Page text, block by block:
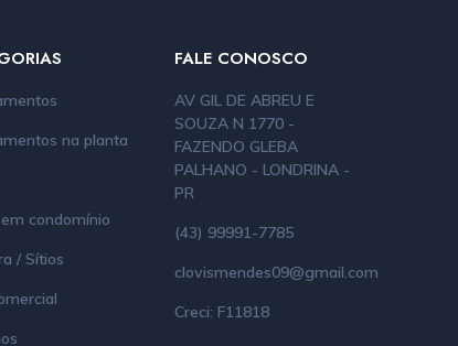
na planta
condomínio
/ Sítios
FALE CONOSCO
AV GIL DE ABREU E
SOUZA N 1770 -
FAZENDO GLEBA
PALHANO - LONDRINA -
PR
(43) 99991-7785
clovismendes09@gmail.com
Creci: F11818